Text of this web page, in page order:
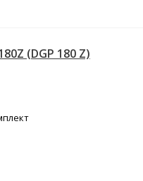
(DGP 180 Z)